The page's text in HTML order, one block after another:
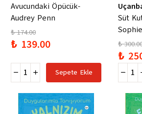
Avucundaki Öpücük-
Audrey Penn
₺ 174.00
₺ 139.00
Sepete Ekle
Süt
₺
₺